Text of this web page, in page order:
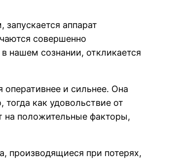
аппарат
совершенно
нашем сознании, откликается
оперативнее и сильнее. Она
как удовольствие от
на положительные факторы,
производящиеся при потерях,